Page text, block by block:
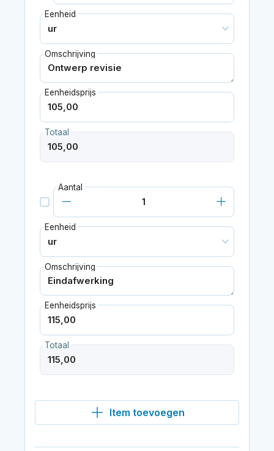
Eenheid
Omschrijving
Eenheidsprijs
Totaal
Aantal
Eenheid
Omschrijving
Eenheidsprijs
Totaal
Item toevoegen